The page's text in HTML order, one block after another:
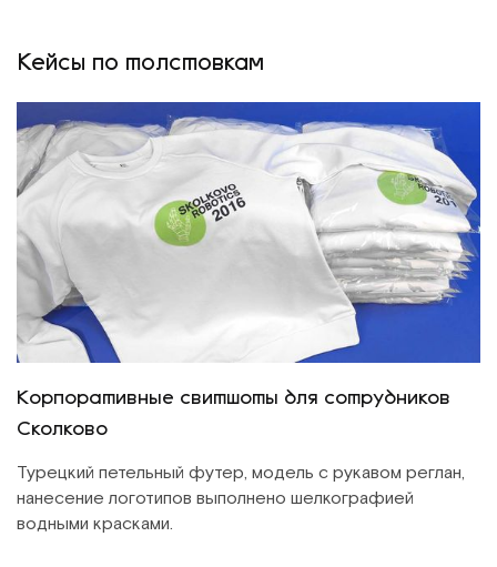
Кейсы по толстовкам
Корпоративные свитшоты для сотрудников
Сколково
Турецкий петельный футер, модель с рукавом реглан,
нанесение логотипов выполнено шелкографией
водными красками.